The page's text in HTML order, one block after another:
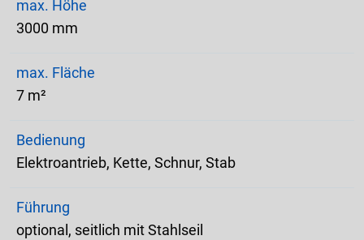
max. Höhe
3000 mm
max. Fläche
7 m²
Bedienung
Elektroantrieb, Kette, Schnur, Stab
Führung
optional, seitlich mit Stahlseil